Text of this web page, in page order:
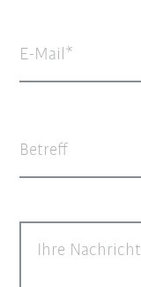
E-Mail
Betreff
Ihre Nachricht